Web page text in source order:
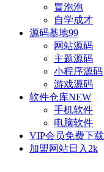
冒泡泡
自学成才
源码基地99
网站源码
主题源码
小程序源码
游戏源码
软件仓库NEW
手机软件
电脑软件
VIP会员免费下载
加盟网站日入2k